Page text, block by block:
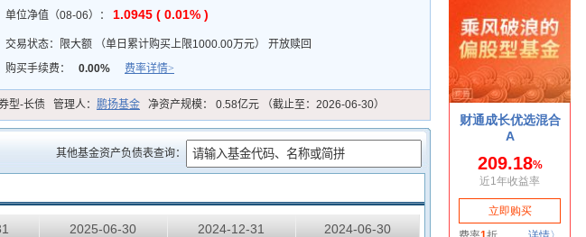
单位净值（08-06）： 1.0945 ( 0.01% )
交易状态： 限大额 （单日累计购买上限1000.00万元）
开放赎回
购买手续费：
0.00% 费率详情>
型-长债 管理人： 鹏扬基金 净资产规模： 0.58亿元 （截止至：2026-06-30）
其他基金资产负债表查询：
2025-06-30 2024-12-31
2024-06-30